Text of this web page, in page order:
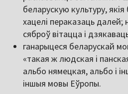
беларускую культуру,
хацелі пераказаць
сяброў вітацца і
ганарыцеся беларускай
«такая ж людская і
альбо нямецкая, альбо і
іншыя мовы Еўропы.